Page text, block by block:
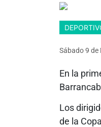
Sábado 9 de
En la
Los
de la